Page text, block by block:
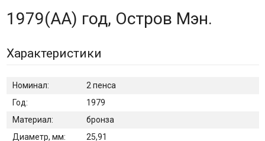
1979(AA) год, Остров Мэн.
Характеристики
Номинал:
2 пенса
Год:
1979
Материал:
бронза
Диаметр, мм:
25,91